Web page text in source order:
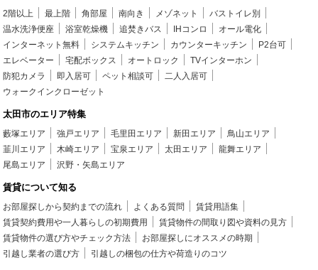
2階以上 最上階 角部屋 南向き メゾネット
バストイレ別
温水洗浄便座
浴室乾燥機 追焚きバス IHコンロ
オール電化
インターネット無料
システムキッチン カウンターキッチン
P2台可
エレベーター
宅配ボックス オートロック
TVインターホン
防犯カメラ
即入居可 ペット相談可
二人入居可
ウォークインクローゼット
太田市のエリア特集
藪塚エリア 強戸エリア 毛里田エリア 新田エリア
鳥山エリア
韮川エリア
木崎エリア 宝泉エリア 太田エリア
龍舞エリア
尾島エリア
沢野・矢島エリア
賃貸について知る
お部屋探しから契約までの流れ よくある質問
賃貸用語集
賃貸契約費用や一人暮らしの初期費用
賃貸物件の間取り図や資料の見方
賃貸物件の選び方やチェック方法
お部屋探しにオススメの時期
引越し業者の選び方
引越しの梱包の仕方や荷造りのコツ